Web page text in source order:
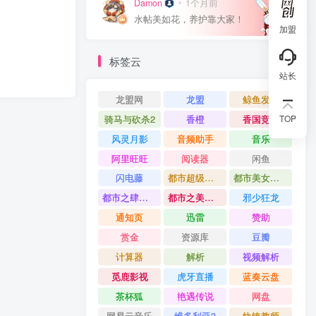
Damon 1个月前
0
水帖美如花，养护靠大家！
标签云
龙盟网 龙盟
鲸鱼发卡
骑马与砍杀2
香橙
香国竞艳
风灵月影
音频助手
音乐
阿里旺旺
阅读器
闲鱼
闪电藤
都市超级公子
都市美女如云
都市之肆意人生
都市之美女帝国
邪少狂龙
通知页
迅雷
赞助
赏金
资源库
豆瓣
计算器
解析
视频解析
觅鹿影视
虎牙直播
蓝奏云盘
茶杯狐
艳遇传说
网盘
加盟
站长
TOP